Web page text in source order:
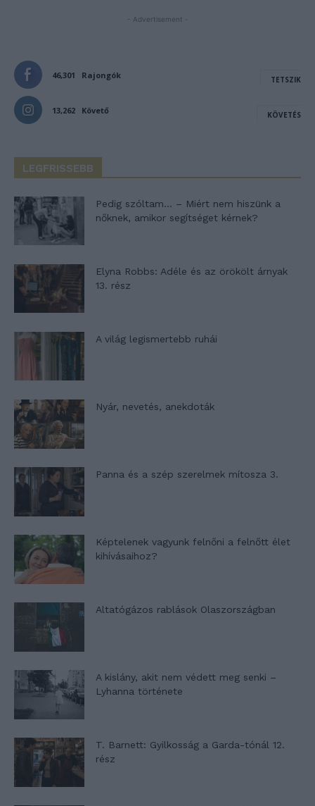
- Advertisement -
46,301 Rajongók TETSZIK
13,262 Követő KÖVETÉS
LEGFRISSEBB
Pedig szóltam… – Miért nem hiszünk a
nőknek, amikor segítséget kérnek?
Elyna Robbs: Adéle és az örökölt árnyak
13. rész
A világ legismertebb ruhái
Nyár, nevetés, anekdoták
Panna és a szép szerelmek mítosza 3.
Képtelenek vagyunk felnőni a felnőtt élet
kihívásaihoz?
Altatógázos rablások Olaszországban
A kislány, akit nem védett meg senki –
Lyhanna története
T. Barnett: Gyilkosság a Garda-tónál 12.
rész